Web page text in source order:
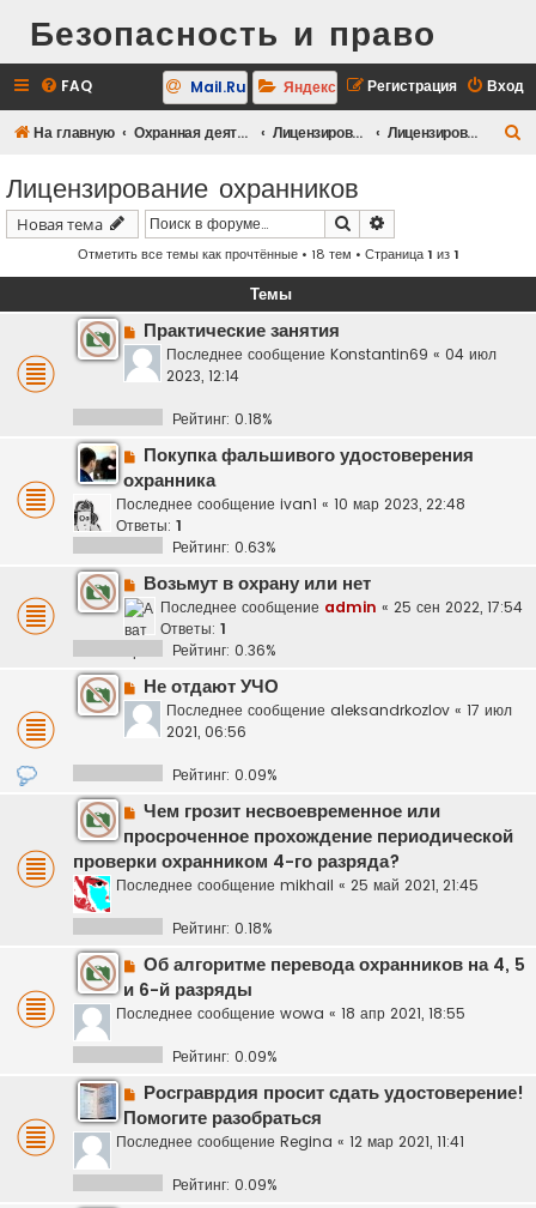
Безопасность и право
FAQ Вход
Регистрация
Mail.Ru Яндекс
На главную Охранная деятельность Лицензирование Лицензирование охранников
Лицензирование охранников
Новая тема Поиск
Отметить все темы как прочтённые• 18 тем • Страница1 из1
Темы
Практические занятия
Последнее сообщение Konstantin69 « 04 июл
2023, 12:14
Рейтинг: 0.18%
Покупка фальшивого удостоверения
охранника
Последнее сообщение ivan1 « 10 мар 2023, 22:48
Ответы: 1
Рейтинг: 0.63%
Возьмут в охрану или нет
Последнее сообщение admin « 25 сен 2022, 17:54
Ответы: 1
Рейтинг: 0.36%
Не отдают УЧО
Последнее сообщение aleksandrkozlov « 17 июл
2021, 06:56
Рейтинг: 0.09%
Чем грозит несвоевременное или
просроченное прохождение периодической
проверки охранником 4-го разряда?
Последнее сообщение mikhail « 25 май 2021, 21:45
Рейтинг: 0.18%
Об алгоритме перевода охранников на 4, 5
и 6-й разряды
Последнее сообщение wowa « 18 апр 2021, 18:55
Рейтинг: 0.09%
Росграврдия просит сдать удостоверение!
Помогите разобраться
Последнее сообщение Regina « 12 мар 2021, 11:41
Рейтинг: 0.09%